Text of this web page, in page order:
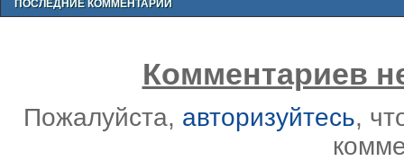
ПОСЛЕДНИЕ КОММЕНТАРИИ
Комментариев
Пожалуйста, авторизуйтесь,